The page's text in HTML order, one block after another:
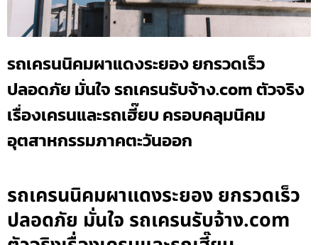
รถเครนนิคมผาแดงระยอง ยกรวดเร็ว
ปลอดภัย มั่นใจ รถเครนรับจ้าง.com ตัวจริง
เรื่องเครนและรถเฮี๊ยบ ครอบคลุมนิคม
อุตสาหกรรมภาคตะวันออก
รถเครนนิคมผาแดงระยอง ยกรวดเร็ว
ปลอดภัย มั่นใจ รถเครนรับจ้าง.com